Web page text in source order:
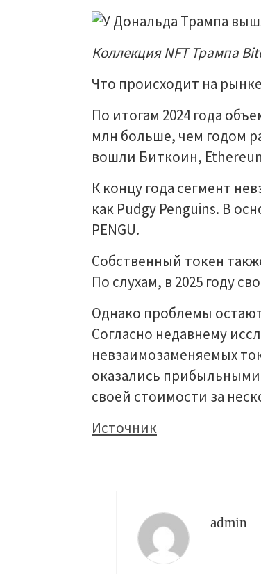
Коллекция NFT Трампа
Что происходит на
По итогам 2024 года
млн больше, чем годом
вошли Биткоин,
К концу года сегмент
как Pudgy Penguins. В
PENGU.
Собственный токен
По слухам, в 2025 году
Однако проблемы
Согласно недавнему
невзаимозаменяемых
оказались
своей стоимости за
Источник
admin